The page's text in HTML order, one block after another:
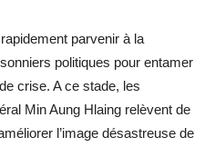
parvenir à la
politiques pour entamer
crise. A ce stade, les
Min Aung Hlaing relèvent de
l’image désastreuse de